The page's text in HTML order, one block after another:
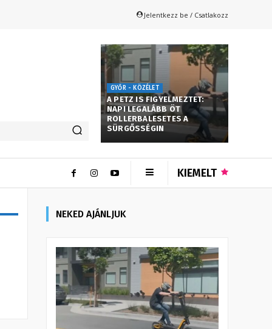
Jelentkezz be / Csatlakozz
GYŐR - KÖZÉLET
A PETZ IS FIGYELMEZTET:
NAPI LEGALÁBB ÖT
ROLLERBALESETES A
SÜRGŐSSÉGIN
KIEMELT
NEKED AJÁNLJUK